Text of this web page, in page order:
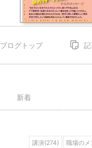
ブログトップ
新着
講演(274) 職場のメ